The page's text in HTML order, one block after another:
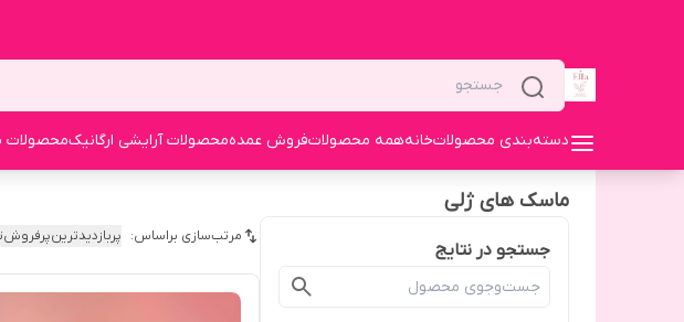
دسته‌بندی محصولاتخانههمه محصولاتفروش عمدهمحصولات آرایشی ارگانیکمحصولات
ماسک های ژلی
جستجو در نتایج
مرتب‌سازی براساس: پربازدیدترین